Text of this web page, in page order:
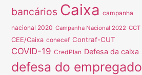
bancários Caixa campanha
nacional 2020 Campanha Nacional 2022 CCT
CEE/Caixa conecef Contraf-CUT
COVID-19 CredPlan Defesa da caixa
defesa do empregado